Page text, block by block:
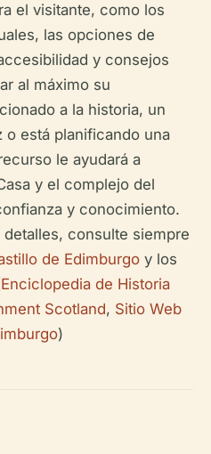
el visitante, como los
las opciones de
y consejos
al máximo su
a la historia, un
o está planificando una
le ayudará a
y el complejo del
y conocimiento.
consulte siempre
de Edimburgo y los
Enciclopedia de Historia
Scotland, Sitio Web
)